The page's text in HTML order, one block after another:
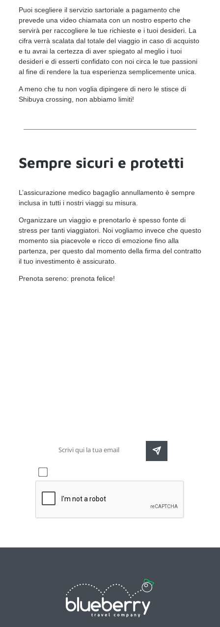
Puoi scegliere il servizio sartoriale a pagamento che
prevede una video chiamata con un nostro esperto che
servirà per raccogliere le tue richieste e i tuoi desideri. La
cifra verrà scalata dal totale del viaggio in caso di acquisto
e tu avrai la certezza di aver spiegato al meglio i tuoi
desideri e di esserti confidato con noi circa le tue passioni
al fine di rendere la tua esperienza semplicemente unica.
A meno che tu non voglia dipingere di nero le stisce di
Shibuya crossing, non abbiamo limiti!
Sempre sicuri e protetti
L’assicurazione medico bagaglio annullamento è sempre
inclusa in tutti i nostri viaggi su misura.
Organizzare un viaggio e prenotarlo è spesso fonte di
stress per tanti viaggiatori. Noi vogliamo invece che questo
momento sia piacevole e ricco di emozione fino alla
partenza, per questo dal momento della firma del contratto
il tuo investimento è assicurato.
Prenota sereno: prenota felice!